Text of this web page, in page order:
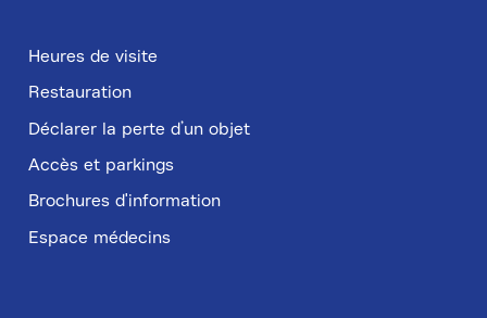
Heures de visite
Restauration
Déclarer la perte d’un objet
Accès et parkings
Brochures d'information
Espace médecins